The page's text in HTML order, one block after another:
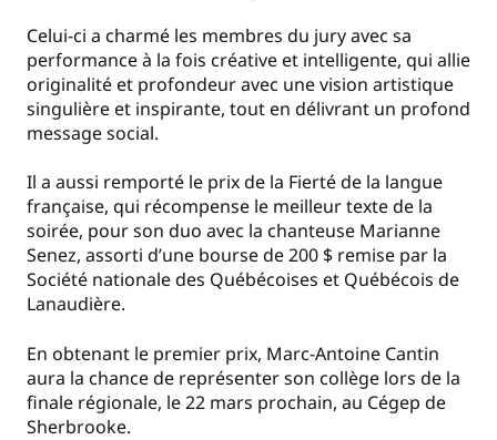
Celui-ci a charmé les membres du jury avec sa
performance à la fois créative et intelligente, qui allie
originalité et profondeur avec une vision artistique
singulière et inspirante, tout en délivrant un profond
message social.
Il a aussi remporté le prix de la Fierté de la langue
française, qui récompense le meilleur texte de la
soirée, pour son duo avec la chanteuse Marianne
Senez, assorti d’une bourse de 200 $ remise par la
Société nationale des Québécoises et Québécois de
Lanaudière.
En obtenant le premier prix, Marc-Antoine Cantin
aura la chance de représenter son collège lors de la
finale régionale, le 22 mars prochain, au Cégep de
Sherbrooke.